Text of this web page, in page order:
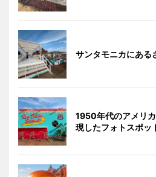
サンタモニカにある
1950年代のアメリ
現したフォトスポッ